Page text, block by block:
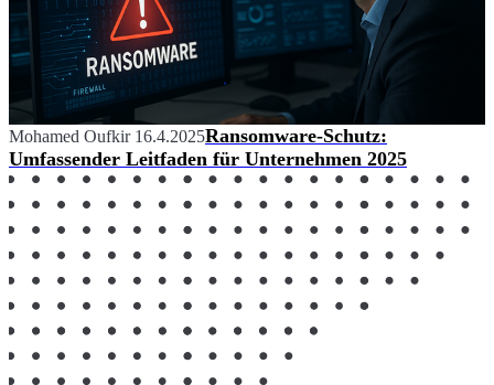
Mohamed Oufkir 16.4.2025Ransomware-Schutz:
Umfassender Leitfaden für Unternehmen 2025